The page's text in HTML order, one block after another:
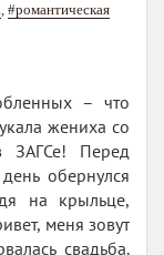
, #романтическая
– что
жениха со
ЗАГСе! Перед
обернулся
на крыльце,
меня зовут
свадьба.